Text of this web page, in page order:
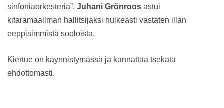
sinfoniaorkesteria”. Juhani Grönroos astui
kitaramaailman hallitsijaksi huikeasti vastaten illan
eeppisimmistä sooloista.
Kiertue on käynnistymässä ja kannattaa tsekata
ehdottomasti.